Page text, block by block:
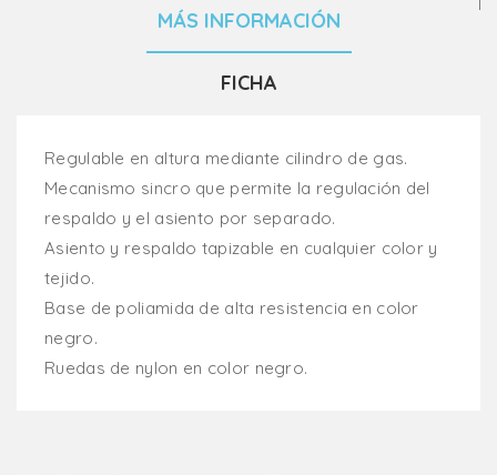
MÁS INFORMACIÓN
FICHA
Regulable en altura mediante cilindro de gas.
Mecanismo sincro que permite la regulación del
respaldo y el asiento por separado.
Asiento y respaldo tapizable en cualquier color y
tejido.
Base de poliamida de alta resistencia en color
negro.
Ruedas de nylon en color negro.